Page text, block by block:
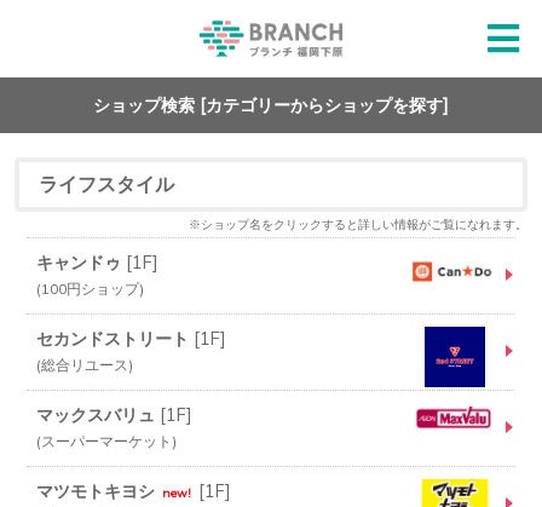
ショップ検索 [カテゴリーからショップを探す]
ライフスタイル
※ショップ名をクリックすると詳しい情報がご覧になれます。
キャンドゥ [1F]
100円ショップ
セカンドストリート [1F]
総合リユース
マックスバリュ [1F]
スーパーマーケット
マツモトキヨシ new! [1F]